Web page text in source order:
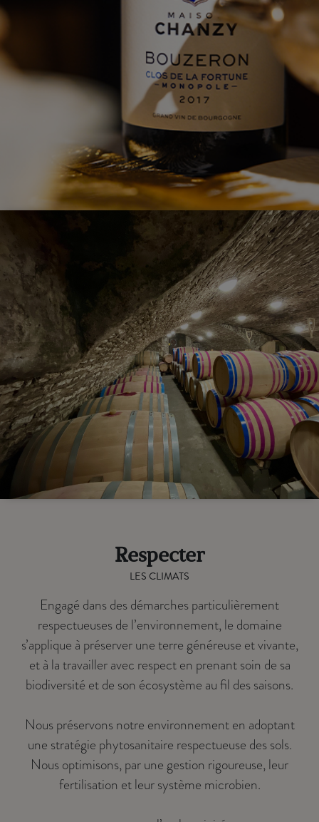
Respecter
LES CLIMATS
Engagé dans des démarches particulièrement
respectueuses de l’environnement, le domaine
s’applique à préserver une terre généreuse et vivante,
et à la travailler avec respect en prenant soin de sa
biodiversité et de son écosystème au fil des saisons.
Nous préservons notre environnement en adoptant
une stratégie phytosanitaire respectueuse des sols.
Nous optimisons, par une gestion rigoureuse, leur
fertilisation et leur système microbien.